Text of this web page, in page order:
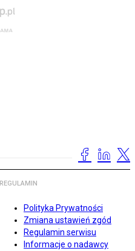
REGULAMIN
Polityka Prywatności
Zmiana ustawień zgód
Regulamin serwisu
Informacje o nadawcy